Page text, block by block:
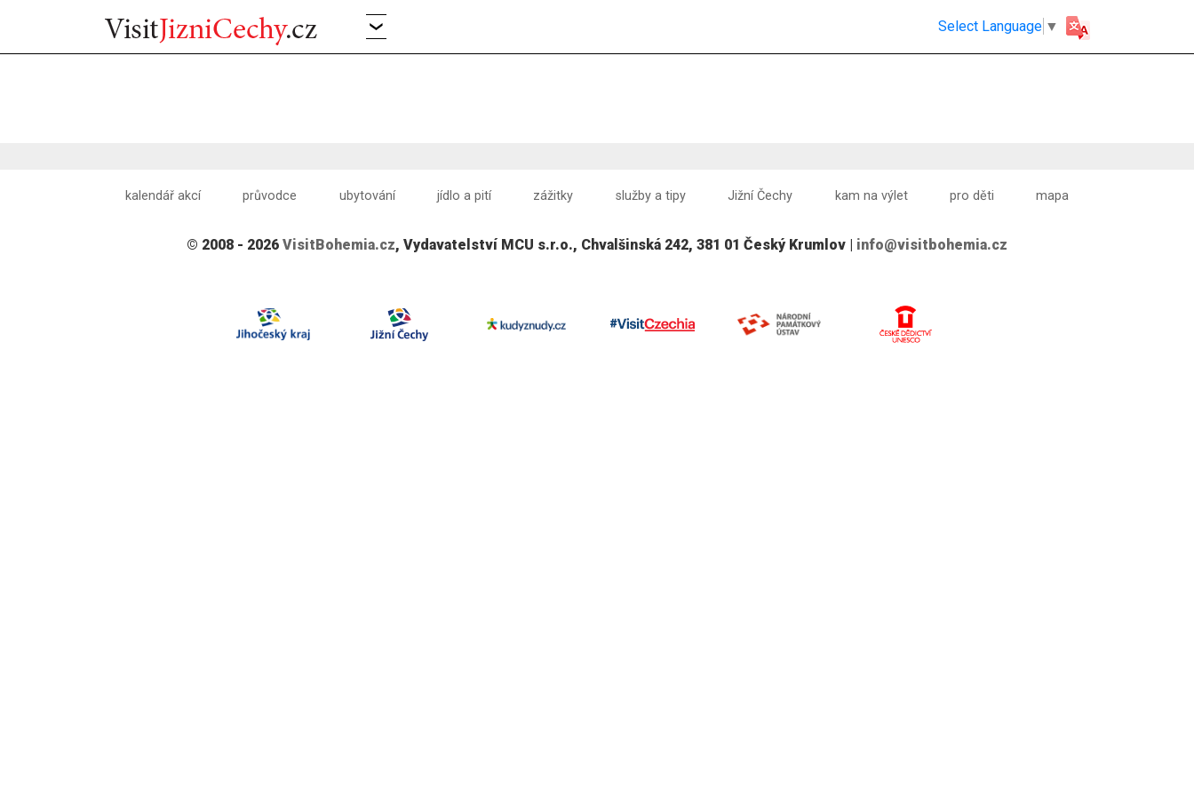
Select Language ▼
kalendář akcí průvodce ubytování jídlo a pití zážitky služby a tipy Jižní Čechy kam na výlet pro děti mapa
© 2008 - 2026 VisitBohemia.cz, Vydavatelství MCU s.r.o., Chvalšinská 242, 381 01 Český Krumlov | info@visitbohemia.cz